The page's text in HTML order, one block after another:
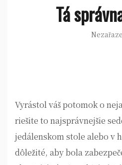
Tá
Vyrástol váš potomok o
riešite to najsprávnejšie
jedálenskom stole alebo v
dôležité, aby bola